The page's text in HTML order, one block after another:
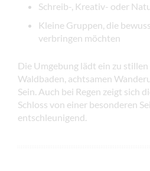
Schreib-, Kreativ- oder
Kleine Gruppen, die
verbringen möchten
Die Umgebung lädt ein zu stillen
Waldbaden, achtsamen
Sein. Auch bei Regen zeigt sich
Schloss von einer besonderen
entschleunigend.